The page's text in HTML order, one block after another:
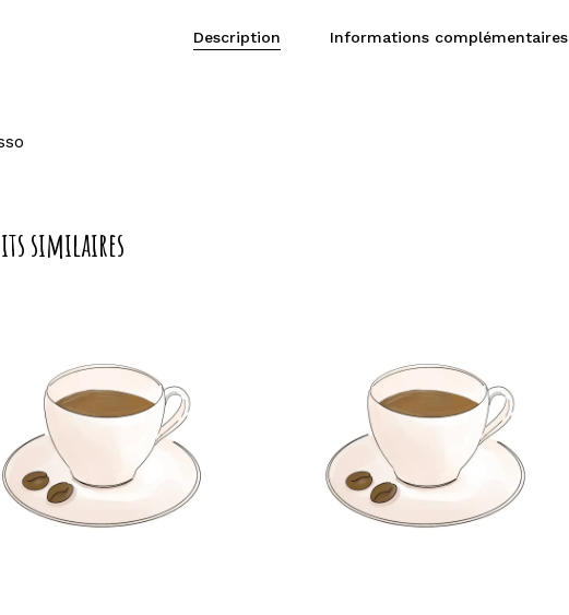
Description Informations complémentaires
similaires